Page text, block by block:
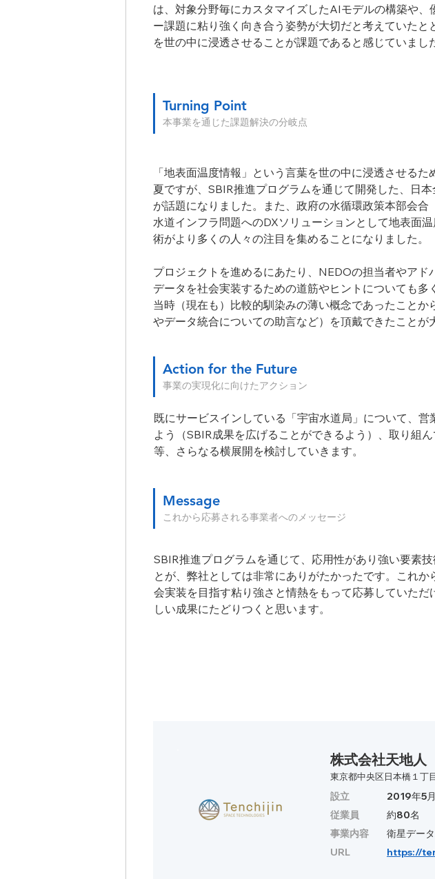
は、対象分野毎にカスタマイズしたAIモデルの構築や
ー課題に粘り強く向き合う姿勢が大切だと考えていた
を世の中に浸透させることが課題であると感じていまし
Turning Point
本事業を通じた課題解決の分岐点
「地表面温度情報」という言葉を世の中に浸透させる
夏ですが、SBIR推進プログラムを通じて開発した、日
が話題になりました。また、政府の水循環政策本部会
水道インフラ問題へのDXソリューションとして地表面
術がより多くの人々の注目を集めることになりました。
プロジェクトを進めるにあたり、NEDOの担当者やアド
データを社会実装するための道筋やヒントについても多
当時（現在も）比較的馴染みの薄い概念であったこと
やデータ統合についての助言など）を頂戴できたことが
Action for the Future
事業の実現化に向けたアクション
既にサービスインしている「宇宙水道局」について、
よう（SBIR成果を広げることができるよう）、取り組
等、さらなる横展開を検討していきます。
Message
これから応募される事業者へのメッセージ
SBIR推進プログラムを通じて、応用性があり強い要素
とが、弊社としては非常にありがたかったです。これか
会実装を目指す粘り強さと情熱をもって応募していただ
しい成果にたどりつくと思います。
株式会社天地人
東京都中央区日本橋１丁
設立
2019年5
従業員
約80名
事業内容
衛星デー
URL
https://